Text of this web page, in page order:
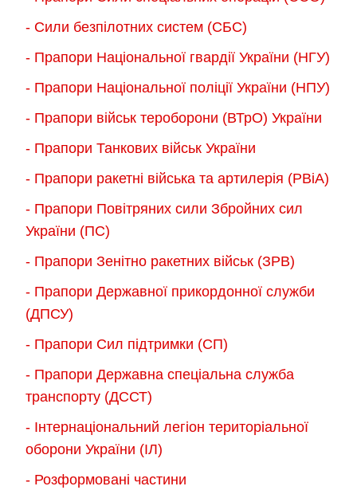
- Сили безпілотних систем (СБС)
- Прапори Національної гвардії України (НГУ)
- Прапори Національної поліції України (НПУ)
- Прапори військ тероборони (ВТрО) України
- Прапори Танкових військ України
- Прапори ракетні війська та артилерія (РВіА)
- Прапори Повітряних сили Збройних сил
України (ПС)
- Прапори Зенітно ракетних військ (ЗРВ)
- Прапори Державної прикордонної служби
(ДПСУ)
- Прапори Сил підтримки (СП)
- Прапори Державна спеціальна служба
транспорту (ДССТ)
- Інтернаціональний легіон територіальної
оборони України (ІЛ)
- Розформовані частини